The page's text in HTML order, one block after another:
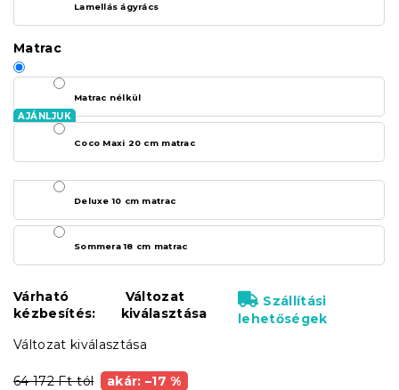
64 172 Ft-tól akár: –17 %
Változat kiválasztása
Lamellás ágyrács
Matrac
Matrac nélkül
Coco Maxi 20 cm matrac
Deluxe 10 cm matrac
Sommera 18 cm matrac
Várható
kézbesítés:
Változat
kiválasztása
Szállítási
lehetőségek